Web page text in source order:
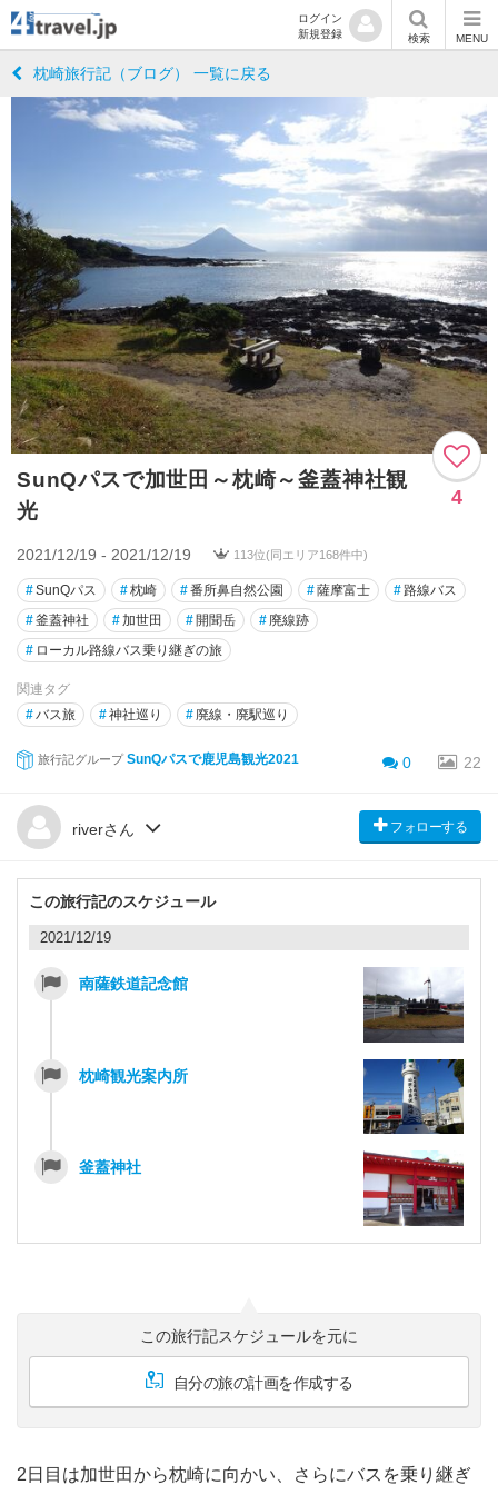
ログイン
新規登録
検索 MENU
枕崎旅行記（ブログ） 一覧に戻る
SunQパスで加世田～枕崎～釜蓋神社観
光
4
2021/12/19 - 2021/12/19 113位(同エリア168件中)
#SunQパス #枕崎 #番所鼻自然公園 #薩摩富士 #路線バス
#釜蓋神社 #加世田 # 開聞岳 # 廃線跡
# ローカル路線バス乗り継ぎの旅
関連タグ
#バス旅 #神社巡り # 廃線・廃駅巡り
旅行記グループ SunQパスで鹿児島観光2021 0 22
riverさん フォローする
この旅行記のスケジュール
2021/12/19
南薩鉄道記念館
枕崎観光案内所
釜蓋神社
この旅行記スケジュールを元に
自分の旅の計画を作成する
2日目は加世田から枕崎に向かい、さらにバスを乗り継ぎ